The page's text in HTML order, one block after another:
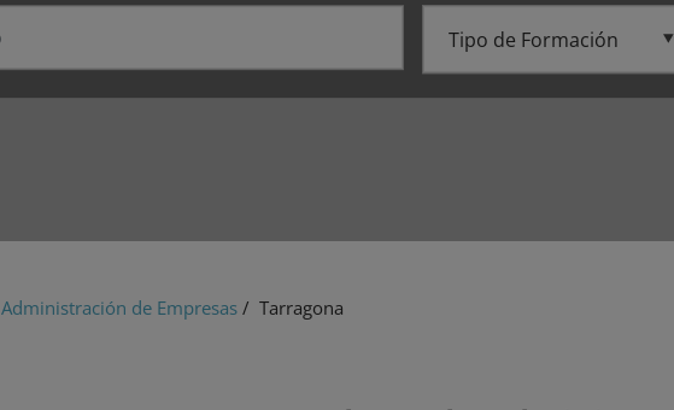
Administración de Empresas / Tarragona